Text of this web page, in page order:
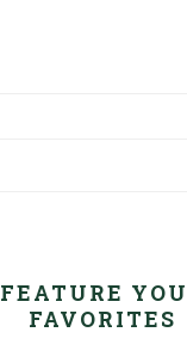
FEATURE
FAVORITES